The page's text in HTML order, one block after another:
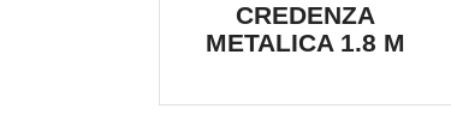
CREDENZA
METALICA 1.8 M